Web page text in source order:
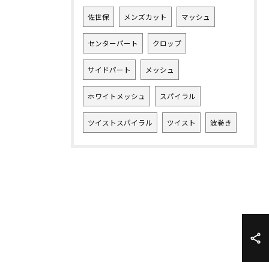
佐世保 メンズカット マッシュ
センターパート クロップ
サイドパート メッシュ
ホワイトメッシュ スパイラル
ツイストスパイラル ツイスト 波巻き